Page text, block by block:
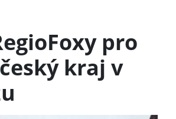
pro
kraj v